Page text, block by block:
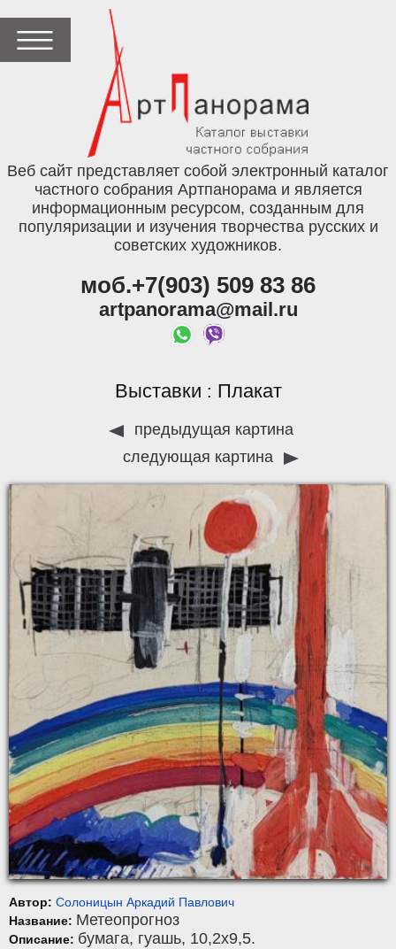
Веб сайт представляет собой электронный каталог
частного собрания Артпанорама и является
информационным ресурсом, созданным для
популяризации и изучения творчества русских и
советских художников.
моб.+7(903) 509 83 86
artpanorama@mail.ru
Выставки : Плакат
предыдущая картина
следующая картина
Автор: Солоницын Аркадий Павлович
Название: Метеопрогноз
Описание: бумага, гуашь, 10,2x9,5.